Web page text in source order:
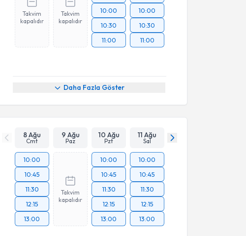
Takvim
kapalıdır
Takvim
kapalıdır
10:00
10:30
11:00
10:00
10:30
11:00
Daha Fazla Göster
8 Ağu
Cmt
9 Ağu
Paz
10 Ağu
Pzt
11 Ağu
Sal
10:00
10:45
11:30
12:15
13:00
Takvim
kapalıdır
10:00
10:45
11:30
12:15
13:00
10:00
10:45
11:30
12:15
13:00